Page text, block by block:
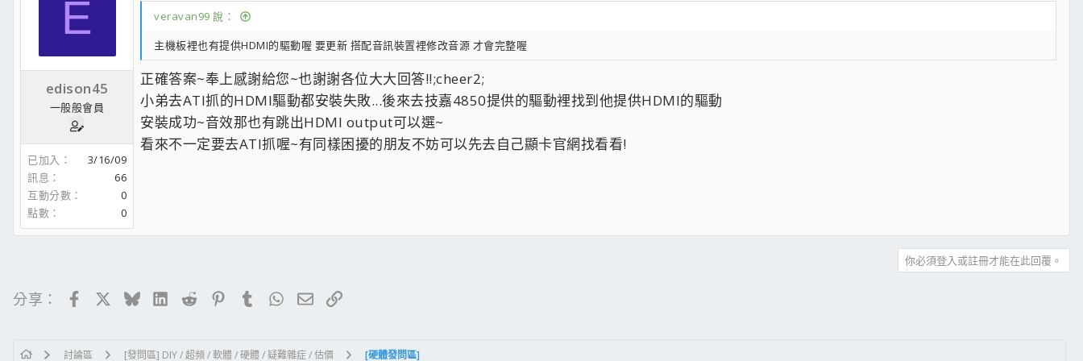
E
edison45
一般般會員
已加入
3/16/09
訊息
66
互動分數
0
點數
0
veravan99 說：
主機板裡也有提供HDMI的驅動喔 要更新 搭配音訊裝置裡修改音源 才會完整喔
正確答案~奉上感謝給您~也謝謝各位大大回答!!;cheer2;
小弟去ATI抓的HDMI驅動都安裝失敗...後來去技嘉4850提供的驅動裡找到他提供HDMI的驅動
安裝成功~音效那也有跳出HDMI output可以選~
看來不一定要去ATI抓喔~有同樣困擾的朋友不妨可以先去自己顯卡官網找看看!
你必須登入或註冊才能在此回覆。
分享： FacebookBlueskyLinkedIn
RedditPinterestTumblrWhatsApp
電子郵件
連結
討論區 [發問區] DIY / 超頻 / 軟體 / 硬體 / 疑難雜症 / 估價 [硬體發問區]